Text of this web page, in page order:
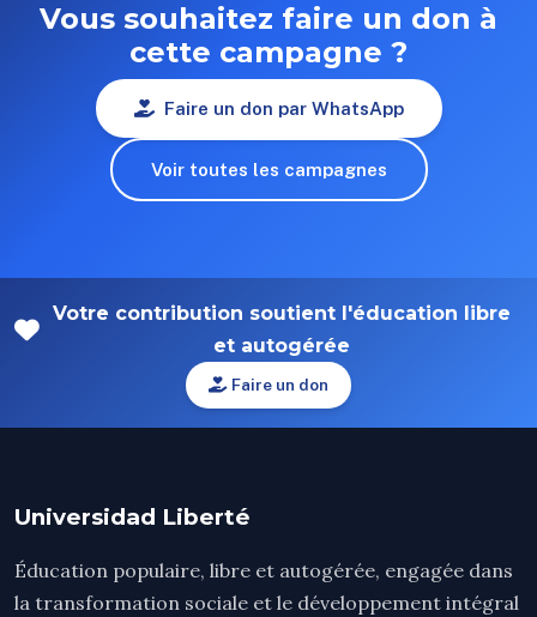
Vous souhaitez faire un don à
cette campagne ?
Faire un don par WhatsApp
Voir toutes les campagnes
Votre contribution soutient l'éducation libre
et autogérée
Faire un don
Universidad Liberté
Éducation populaire, libre et autogérée, engagée dans
la transformation sociale et le développement intégral